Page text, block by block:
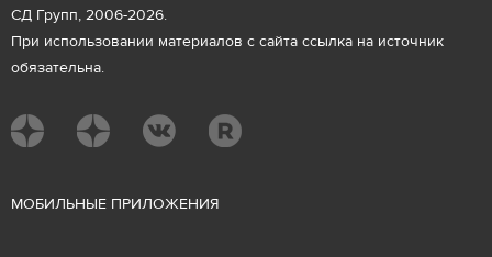
СД Групп, 2006-2026.
При использовании материалов с сайта ссылка на источник
обязательна.
МОБИЛЬНЫЕ ПРИЛОЖЕНИЯ